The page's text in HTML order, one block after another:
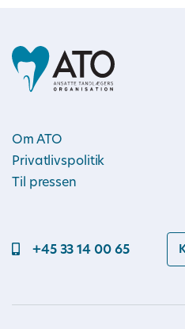
Om ATO
Privatlivspolitik
Til pressen
+45 33 14 00 65